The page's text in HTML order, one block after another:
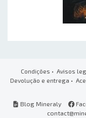
Condições • Avisos
Devolução e entrega •
Blog Mineraly